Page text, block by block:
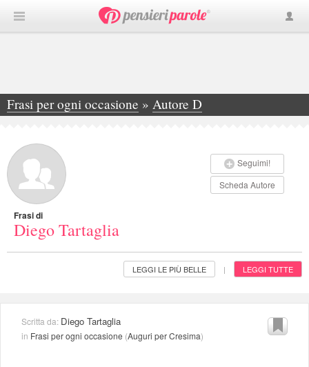
Frasi per ogni occasione » Autore D
»Diego Tartaglia
Seguimi!
Scheda Autore
Frasi di
Diego Tartaglia
LEGGI LE PIÙ BELLE | LEGGI TUTTE
Scritta da: Diego Tartaglia
in Frasi per ogni occasione (Auguri per Cresima)